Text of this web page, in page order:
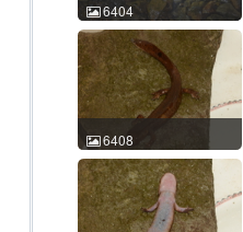
6404
龙洞山溪鲵 Batrachuperus
londongensis 陈进民
2014-06-16 21:11:23 中国
四川 ACM id:6404
6408
龙洞山溪鲵 Batrachuperus
londongensis 陈进民
2014-06-17 18:13:06 中国
四川 ACM id:6408